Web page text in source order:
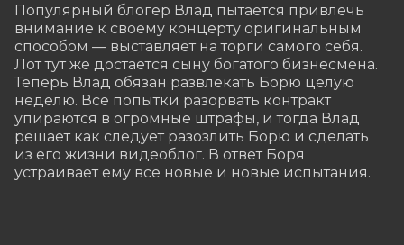
Популярный блогер Влад пытается привлечь
внимание к своему концерту оригинальным
способом — выставляет на торги самого себя.
Лот тут же достается сыну богатого бизнесмена.
Теперь Влад обязан развлекать Борю целую
неделю. Все попытки разорвать контракт
упираются в огромные штрафы, и тогда Влад
решает как следует разозлить Борю и сделать
из его жизни видеоблог. В ответ Боря
устраивает ему все новые и новые испытания.